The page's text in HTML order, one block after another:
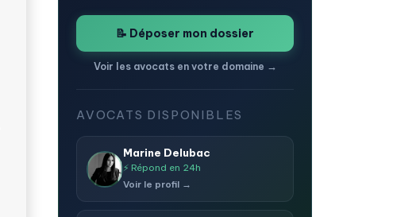
📝 Déposer mon dossier
Voir les avocats en votre domaine →
AVOCATS DISPONIBLES
Marine Delubac
⚡ Répond en 24h
Voir le profil →